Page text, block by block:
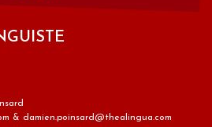
& damien.poinsard@thealingua.com